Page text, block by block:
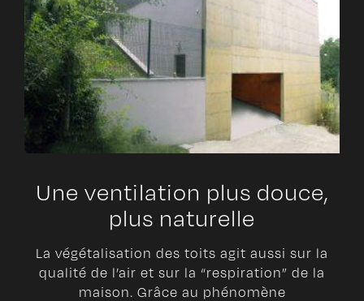
Une ventilation plus douce,
plus naturelle
La végétalisation des toits agit aussi sur la
qualité de l’air et sur la “respiration” de la
maison. Grâce au phénomène